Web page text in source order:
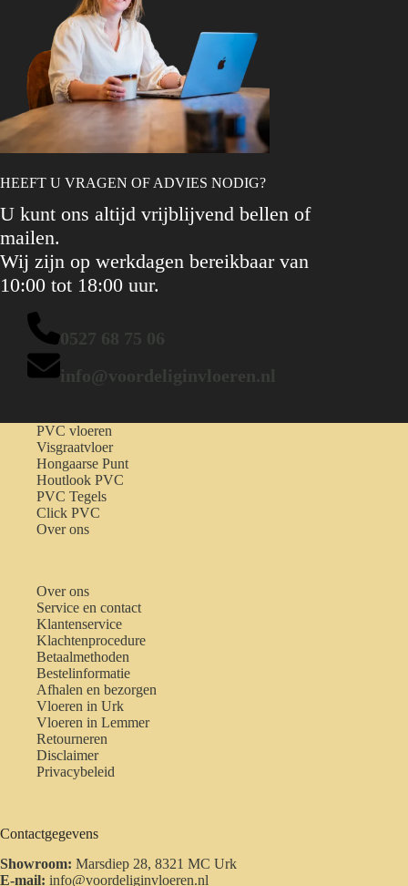
HEEFT U VRAGEN OF ADVIES NODIG?
U kunt ons altijd vrijblijvend bellen of
mailen.
Wij zijn op werkdagen bereikbaar van
10:00 tot 18:00 uur.
0527 68 75 06
info@voordeliginvloeren.nl
PVC vloeren
Visgraatvloer
Hongaarse Punt
Houtlook PVC
PVC Tegels
Click PVC
Over ons
Over ons
Service en contact
Klantenservice
Klachtenprocedure
Betaalmethoden
Bestelinformatie
Afhalen en bezorgen
Vloeren in Urk
Vloeren in Lemmer
Retourneren
Disclaimer
Privacybeleid
Contactgegevens
Showroom: Marsdiep 28, 8321 MC Urk
E-mail: info@voordeliginvloeren.nl